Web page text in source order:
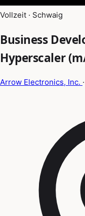
Vollzeit · Schwaig
Business
Hyperscaler
Arrow Electronics, Inc.